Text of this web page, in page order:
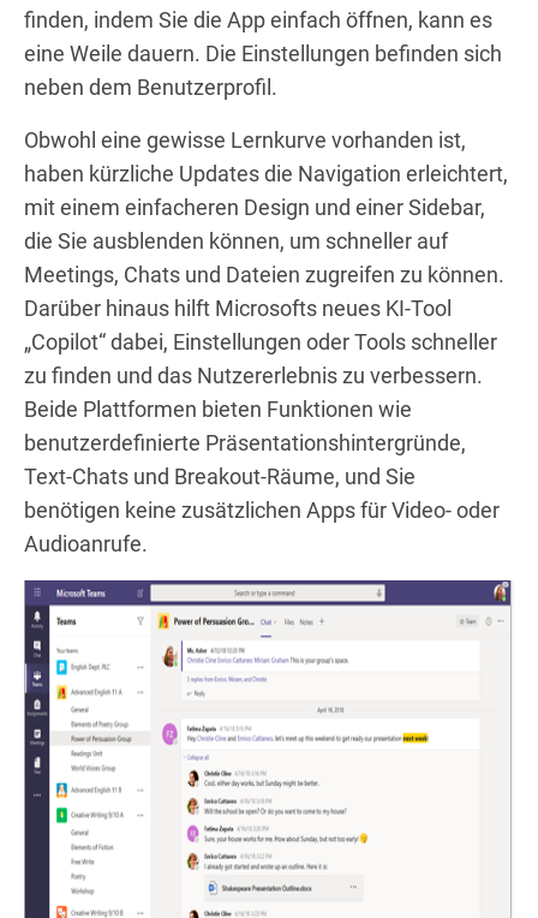
finden, indem Sie die App einfach öffnen, kann es
eine Weile dauern. Die Einstellungen befinden sich
neben dem Benutzerprofil.
Obwohl eine gewisse Lernkurve vorhanden ist,
haben kürzliche Updates die Navigation erleichtert,
mit einem einfacheren Design und einer Sidebar,
die Sie ausblenden können, um schneller auf
Meetings, Chats und Dateien zugreifen zu können.
Darüber hinaus hilft Microsofts neues KI-Tool
„Copilot“ dabei, Einstellungen oder Tools schneller
zu finden und das Nutzererlebnis zu verbessern.
Beide Plattformen bieten Funktionen wie
benutzerdefinierte Präsentationshintergründe,
Text-Chats und Breakout-Räume, und Sie
benötigen keine zusätzlichen Apps für Video- oder
Audioanrufe.